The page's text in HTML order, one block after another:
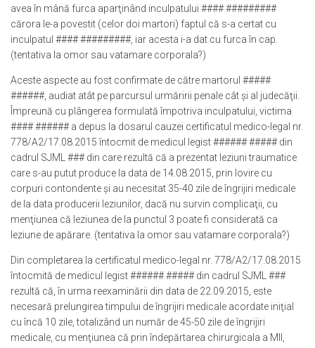
avea în mână furca aparţinând inculpatului #### #########
cărora le-a povestit (celor doi martori) faptul că s-a certat cu
inculpatul #### #########, iar acesta i-a dat cu furca în cap.
(tentativa la omor sau vatamare corporala?)
Aceste aspecte au fost confirmate de către martorul #####
######, audiat atât pe parcursul urmăririi penale cât şi al judecăţii.
Împreună cu plângerea formulată împotriva inculpatului, victima
#### ###### a depus la dosarul cauzei certificatul medico-legal nr.
778/A2/17.08.2015 întocmit de medicul legist ###### ##### din
cadrul SJML ### din care rezultă că a prezentat leziuni traumatice
care s-au putut produce la data de 14.08.2015, prin lovire cu
corpuri contondente şi au necesitat 35-40 zile de îngrijiri medicale
de la data producerii leziunilor, dacă nu survin complicaţii, cu
menţiunea că leziunea de la punctul 3 poate fi considerată ca
leziune de apărare. (tentativa la omor sau vatamare corporala?)
Din completarea la certificatul medico-legal nr. 778/A2/17.08.2015
întocmită de medicul legist ###### ##### din cadrul SJML ###
rezultă că, în urma reexaminării din data de 22.09.2015, este
necesară prelungirea timpului de îngrijiri medicale acordate iniţial
cu încă 10 zile, totalizând un număr de 45-50 zile de îngrijiri
medicale, cu menţiunea că prin îndepărtarea chirurgicala a MII,